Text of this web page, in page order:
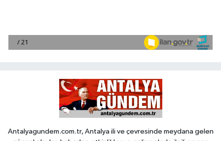
Antalyagundem.com.tr, Antalya ili ve çevresinde meydana gelen